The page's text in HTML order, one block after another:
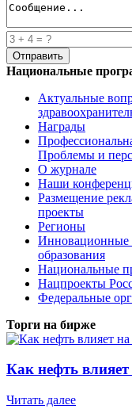
Национальные
Актуальные
Награды
Проблемы и
О журнале
Наши
Размещение
проекты
Регионы
Инновационные
образования
Национальные
Нацпроекты
Федеральные
Торги на бирже
Как нефть
Читать далее